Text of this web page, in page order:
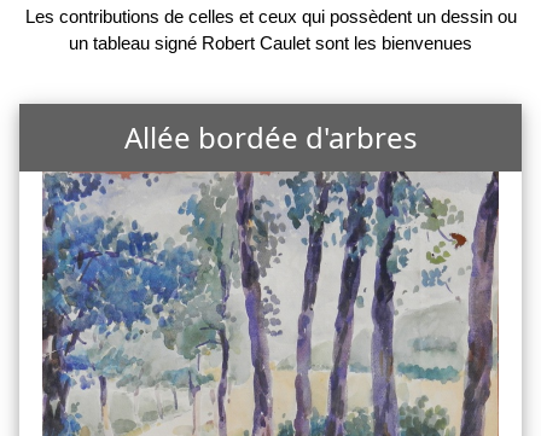
Les contributions de celles et ceux qui possèdent un dessin ou
un tableau signé Robert Caulet sont les bienvenues
Allée bordée d'arbres